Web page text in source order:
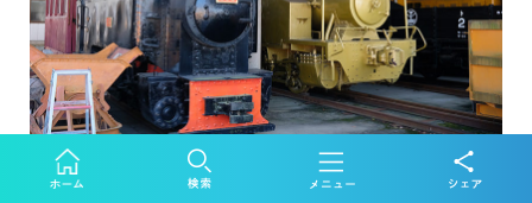
レアな蒸気機関車たち